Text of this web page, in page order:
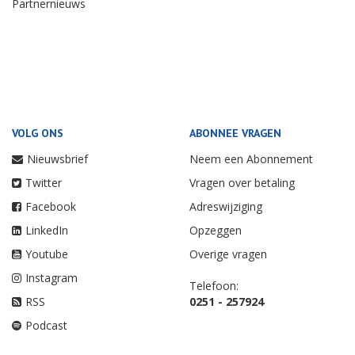
Partnernieuws
VOLG ONS
Nieuwsbrief
Twitter
Facebook
LinkedIn
Youtube
Instagram
RSS
Podcast
ABONNEE VRAGEN
Neem een Abonnement
Vragen over betaling
Adreswijziging
Opzeggen
Overige vragen
Telefoon:
0251 - 257924